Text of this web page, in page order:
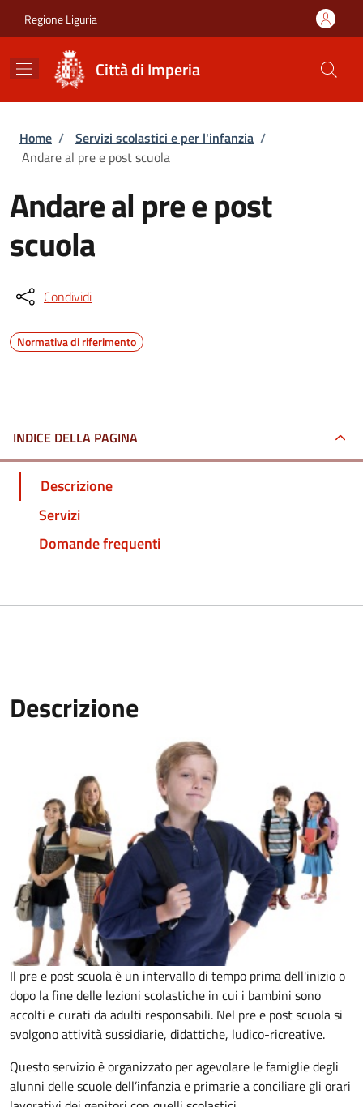
Regione Liguria
Città di Imperia
Briciole di pane
Home / Servizi scolastici e per l'infanzia /
Andare al pre e post scuola
Andare al pre e post
scuola
Condividi
Normativa di riferimento
INDICE DELLA PAGINA
Descrizione
Servizi
Domande frequenti
Descrizione
Il pre e post scuola è un intervallo di tempo prima dell'inizio o
dopo la fine delle lezioni scolastiche in cui i bambini sono
accolti e curati da adulti responsabili. Nel pre e post scuola si
svolgono attività sussidiarie, didattiche, ludico-ricreative.
Questo servizio è organizzato per agevolare le famiglie degli
alunni delle scuole dell’infanzia e primarie a conciliare gli orari